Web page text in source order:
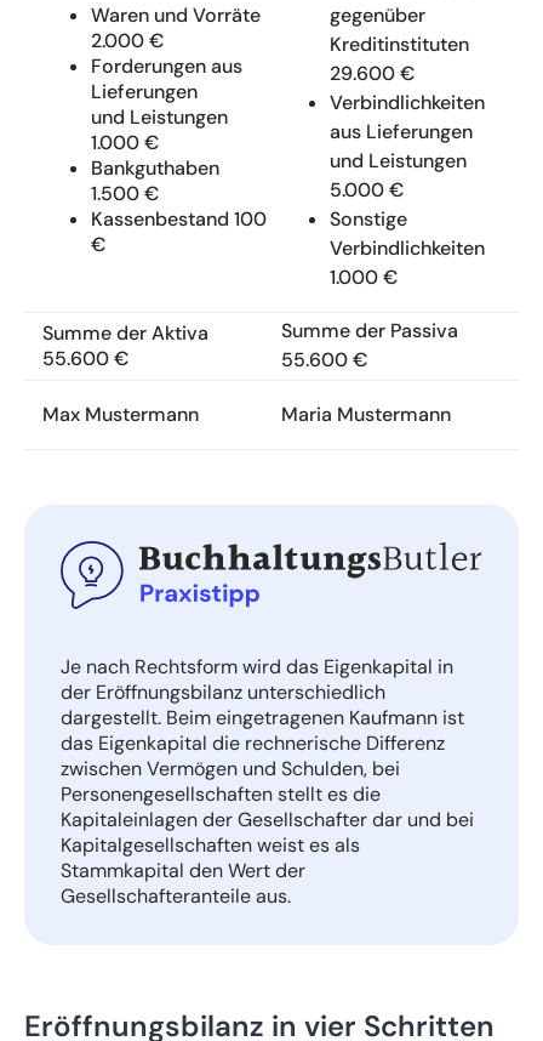
Waren und Vorräte
2.000 €
Forderungen aus
Lieferungen
und Leistungen
1.000 €
Bankguthaben
1.500 €
Kassenbestand 100
€
gegenüber
Kreditinstituten
29.600 €
Verbindlichkeiten
aus Lieferungen
und Leistungen
5.000 €
Sonstige
Verbindlichkeiten
1.000 €
Summe der Aktiva
55.600 €
Summe der Passiva
55.600 €
Max Mustermann Maria Mustermann
Je nach Rechtsform wird das Eigenkapital in
der Eröffnungsbilanz unterschiedlich
dargestellt. Beim eingetragenen Kaufmann ist
das Eigenkapital die rechnerische Differenz
zwischen Vermögen und Schulden, bei
Personengesellschaften stellt es die
Kapitaleinlagen der Gesellschafter dar und bei
Kapitalgesellschaften weist es als
Stammkapital den Wert der
Gesellschafteranteile aus.
Eröffnungsbilanz in vier Schritten